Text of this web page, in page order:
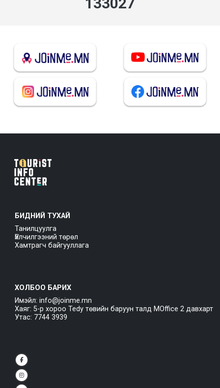
БИДНИЙ ТУХАЙ
Танилцуулга
Үйлчилгээний төрөл
Хамтрагч байгууллага
ХОЛБОО БАРИХ
Имэйл: info@joinme.mn
Хаяг: 5-р хороо Tedy төвийн баруун талд MOffice 2 давхарт
Утас: 7744 3939